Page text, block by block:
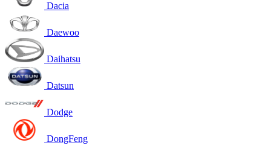
Dacia
Daewoo
Daihatsu
Datsun
Dodge
DongFeng